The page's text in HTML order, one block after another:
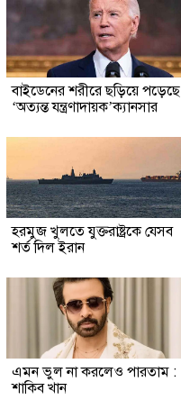
বাইডেনের শরীরে ছড়িয়ে পড়েছে
‘অত্যন্ত যন্ত্রণাদায়ক’ক্যানসার
হরমুজ খুলতে যুক্তরাষ্ট্রকে যেসব
শর্ত দিল ইরান
এমন ভুল না করলেও পারতাম :
শাকিব খান